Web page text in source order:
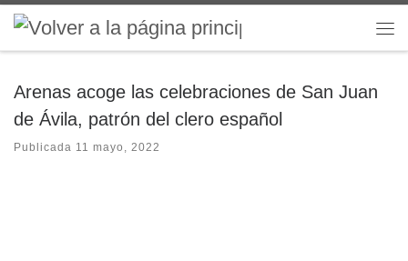
Saltar al contenido
Arenas acoge las celebraciones de San Juan
de Ávila, patrón del clero español
Publicada 11 mayo, 2022